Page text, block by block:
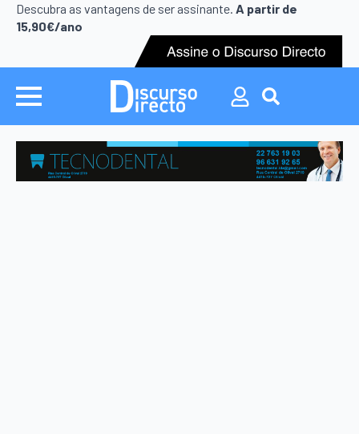
Descubra as vantagens de ser assinante. A partir de
15,90€/ano
Search
for:
Search